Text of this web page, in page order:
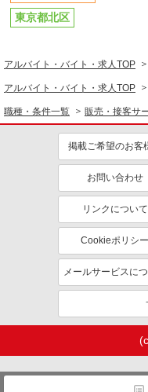
東京都北区
アルバイト・バイト・求人TOP
アルバイト・バイト・求人TOP
職種・条件一覧 販売・接客サ
掲載ご希望のお客
お問い合わせ
リンクについて
Cookieポリシー
メールサービスに